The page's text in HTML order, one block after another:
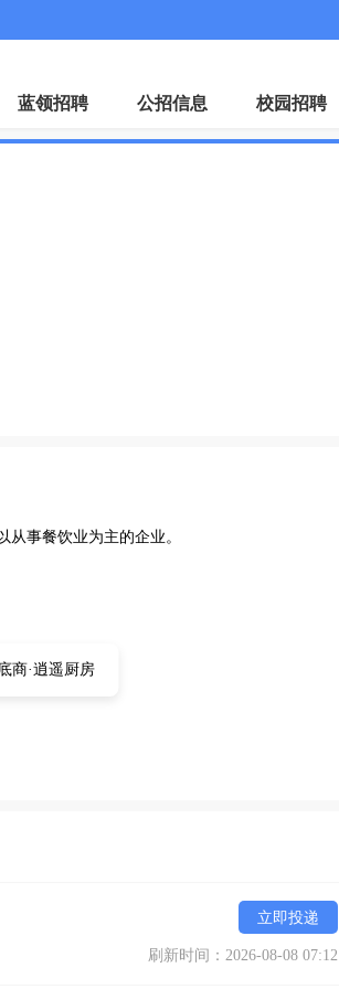
蓝领招聘 公招信息 校园招聘
事餐饮业为主的企业。
商·逍遥厨房
立即投递
刷新时间：2026-08-08 07:12